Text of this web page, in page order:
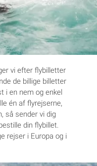
vi efter flybilletter
de billige billetter
i en nem og enkel
én af flyrejserne,
så sender vi dig
din flybillet.
rejser i Europa og i